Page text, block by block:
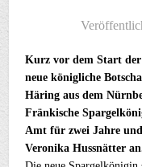
Kurz vor dem Start der
neue königliche
Häring aus dem
Fränkische
Amt für zwei Jahre
Veronika Hussnätter